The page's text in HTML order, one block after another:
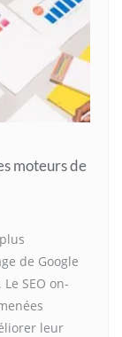
moteurs de
de Google
SEO on-
leur